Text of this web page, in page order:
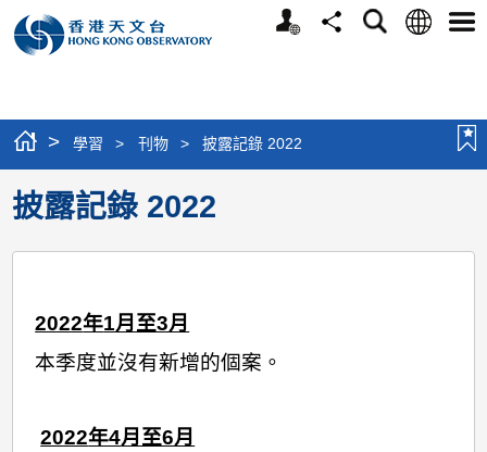
個
分
搜
語
選
> 學習 > 刊物 > 披露記錄 2022
披露記錄 2022
2022年1月至3月
本季度並沒有新增的個案。
2022年4月至6月